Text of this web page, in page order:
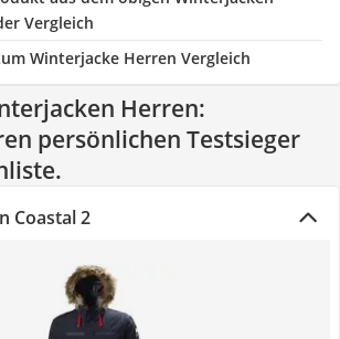
Vergleich
Winterjacke Herren Vergleich
Herren:
persönlichen Testsieger
Coastal 2